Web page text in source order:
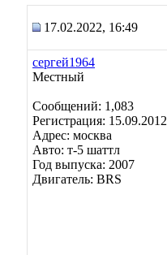
17.02.2022, 16:49
сергей1964
Местный
Сообщений: 1,083
Регистрация: 15.09.2012
Адрес: москва
Авто: т-5 шаттл
Год выпуска: 2007
Двигатель: BRS